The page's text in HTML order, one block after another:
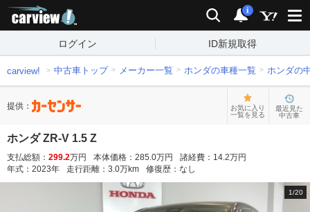
検索 通知
i
ログイン ID新規取得
carview! 中古車トップ メーカー一覧 ホンダの車種一覧 ホンダの
提供：
お気に入り
一覧を見る
最近見た
中古車
ホンダ ZR-V 1.5 Z
支払総額： 299.2万円 本体価格： 285.0万円 諸経費： 14.2万円
年式： 2023年 走行距離： 3.0万km 修復歴： なし
1/20